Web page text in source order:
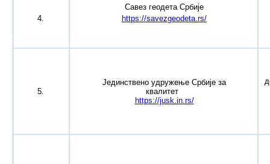
4.
Савез геодета Србије
https://savezgeodeta.rs/
5.
Јединствено удружење Србије за
квалитет
https://jusk.in.rs/